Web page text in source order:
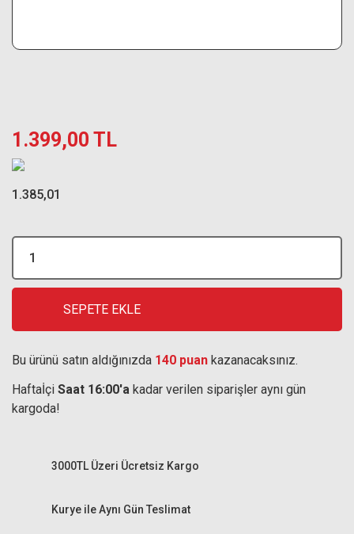
1.399,00 TL
1.385,01
SEPETE EKLE
Bu ürünü satın aldığınızda 140 puan kazanacaksınız.
Haftaİçi Saat 16:00'a kadar verilen siparişler aynı gün
kargoda!
Kurye ile Aynı Gün Teslimat
3000TL Üzeri Ücretsiz Kargo